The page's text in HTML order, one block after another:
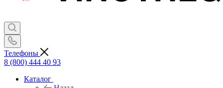
Телефоны
8 (800) 444 40 93
Каталог